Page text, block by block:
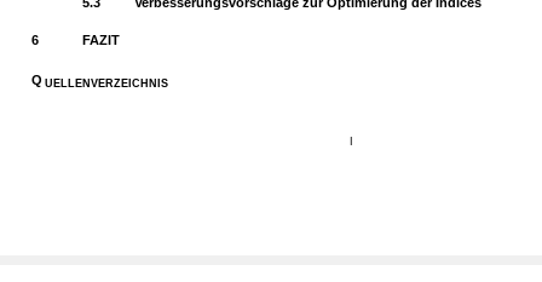
6 FAZIT
Q UELLENVERZEICHNIS